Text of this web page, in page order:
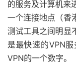
的服务及计算机来
一个连接地点（香
测试工具之间明显
是最快速的VPN
VPN的一个数字。